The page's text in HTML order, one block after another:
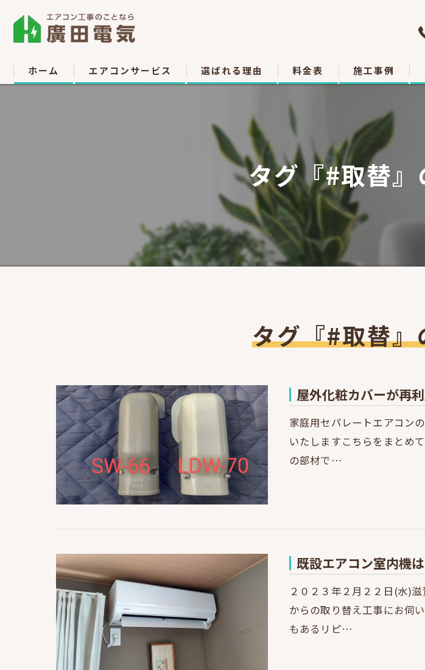
ホーム エアコンサービス 選ばれる理由 料金表 施工事例
タグ『#取替
タグ『#取替
屋外化粧カバーが再
家庭用セパレートエアコン
いたしますこちらをまとめ
の部材で…
既設エアコン室内機
２０２３年２月２２日(水)
からの取り替え工事にお伺
もあるリピ…